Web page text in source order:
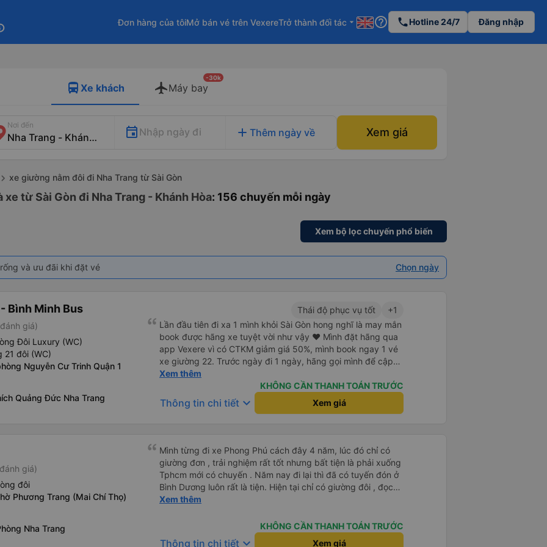
Đơn hàng của tôiMở bán vé trên VexereTrở thành đối tác arrow_drop_down help_outline phoneHotline 24/7 Đăng nhập
Xe khách Máy bay
-30k
Nơi đến
Nhập ngày đi add Thêm ngày về Xem giá
xe giường nằm đôi đi Nha Trang từ Sài Gòn
từ Sài Gòn đi Nha Trang - Khánh Hòa: 156 chuyến mỗi ngày
Xem bộ lọc chuyến phổ biến
và ưu đãi khi đặt vé Chọn ngày
Bình Minh Bus
giá)
Đôi Luxury (WC)
21 đôi (WC)
Nguyễn Cư Trinh Quận 1
Quảng Đức Nha Trang
Thái độ phục vụ tốt
+1
Lần đầu tiên đi xa 1 mình khỏi Sài Gòn hong nghĩ là may mắn
book được hãng xe tuyệt vời như vậy ❤ Mình đặt hãng qua
app Vexere vì có CTKM giảm giá 50%, mình book ngay 1 vé
xe giường 22. Trước ngày đi 1 ngày, hãng gọi mình để cập
nhật biển số xe cũng như xác nhận các thông tin cá nhân và
trạm xuống. Mình cũng thủ thỉ với NV trực hotline là lần đầu
tiên đi 1 mình nơi xa và đi ăn đám cưới. Mình cũng cho nhà
xe địa chỉ nhà hàng tiệc cưới. Thế là 10ph sau hãng xe gọi lại
nhiệt tình và phục vụ chu đáo như thế. Xe xuất phát 22h15,
mình 22h5 mới có mặt tại nhà xe. Vừa lấy vali khỏi taxi là có 1
anh chạy lại hỗ trợ mình và nhanh chóng cất hộ vali vào hầm
xe, còn mình thì chỉnh trang rồi lên xe. Giường mình nằm ở
trên, lâu rồi không leo giường tầng nên hơi mất thế ^^ Nhưng
để em giúp mình ạ". Vậy là mình được bạn NV đỡ lên ghế rất
nhẹ nhàng và an toàn. Xe rất sạch sẽ, nội thất mới mẻ, chăn
ấm nệm êm gối thêm 2 cái ngủ như ở nhà mình vậy á. NV
Xem thêm
KHÔNG CẦN THANH TOÁN TRƯỚC
Thông tin chi tiết keyboard_arrow_down Xem giá
giá)
đôi
Phương Trang (Mai Chí Thọ)
Nha Trang
Mình từng đi xe Phong Phú cách đây 4 năm, lúc đó chỉ có
giường đơn , trải nghiệm rất tốt nhưng bất tiện là phải xuống
Tphcm mới có chuyến . Năm nay đi lại thì đã có tuyến đón ở
Bình Dương luôn rất là tiện. Hiện tại chỉ có giường đôi , đọc
review thấy mn đánh giá ko tốt giường chậc này nọ , thái độ
chịu chuyển đến khách sạn mà khách yêu cầu. Nghe cũng
hơi e dè nhưng mình vẫn quyết định trải nghiệm lại.Đầu tiên
Xem thêm
KHÔNG CẦN THANH TOÁN TRƯỚC
Thông tin chi tiết keyboard_arrow_down Xem giá